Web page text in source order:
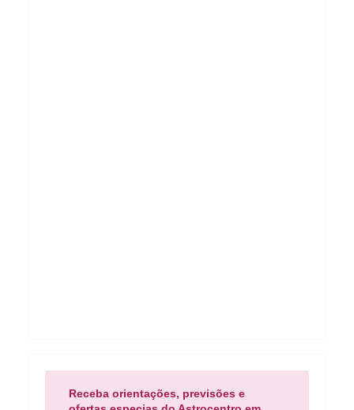
Receba orientações, previsões e